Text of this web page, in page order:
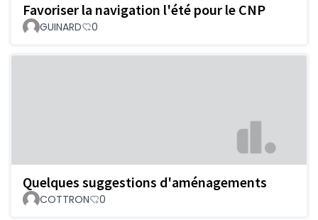
Favoriser la navigation l'été pour le CNP
GUINARD 0
Quelques suggestions d'aménagements
COTTRON 0